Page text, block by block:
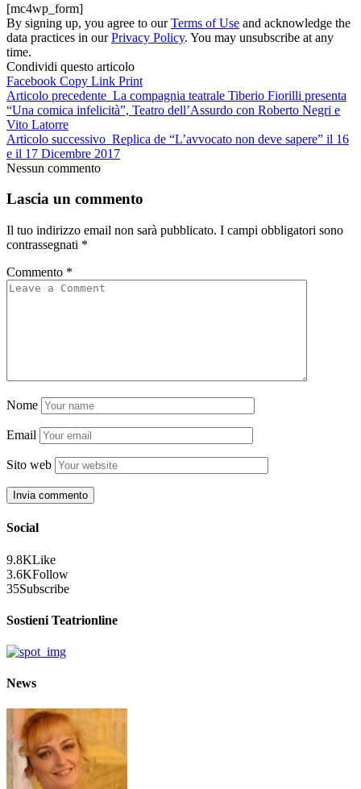
[mc4wp_form]
By signing up, you agree to ourTerms of Use and acknowledge the
data practices in ourPrivacy Policy. You may unsubscribe at any
time.
Condividi questo articolo
Facebook Copy Link Print
Articolo precedente La compagnia teatrale Tiberio Fiorilli presenta
“Una comica infelicità”, Teatro dell’Assurdo con Roberto Negri e
Vito Latorre
Articolo successivo Replica de “L’avvocato non deve sapere” il 16
e il 17 Dicembre 2017
Nessun commento
Lascia un commento
Il tuo indirizzo email non sarà pubblicato. I campi obbligatori sono
contrassegnati *
Commento *
Nome
Email
Sito web
Social
9.8KLike
3.6KFollow
35Subscribe
Sostieni Teatrionline
News